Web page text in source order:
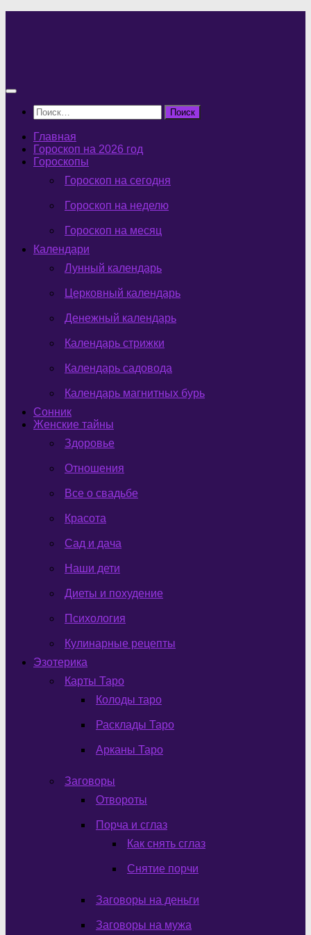
Найти:
Главная
Гороскоп на 2026 год
Гороскопы
Гороскоп на сегодня
Гороскоп на неделю
Гороскоп на месяц
Календари
Лунный календарь
Церковный календарь
Денежный календарь
Календарь стрижки
Календарь садовода
Календарь магнитных бурь
Сонник
Женские тайны
Здоровье
Отношения
Все о свадьбе
Красота
Сад и дача
Наши дети
Диеты и похудение
Психология
Кулинарные рецепты
Эзотерика
Карты Таро
Колоды таро
Расклады Таро
Арканы Таро
Заговоры
Отвороты
Порча и сглаз
Как снять сглаз
Снятие порчи
Заговоры на деньги
Заговоры на мужа